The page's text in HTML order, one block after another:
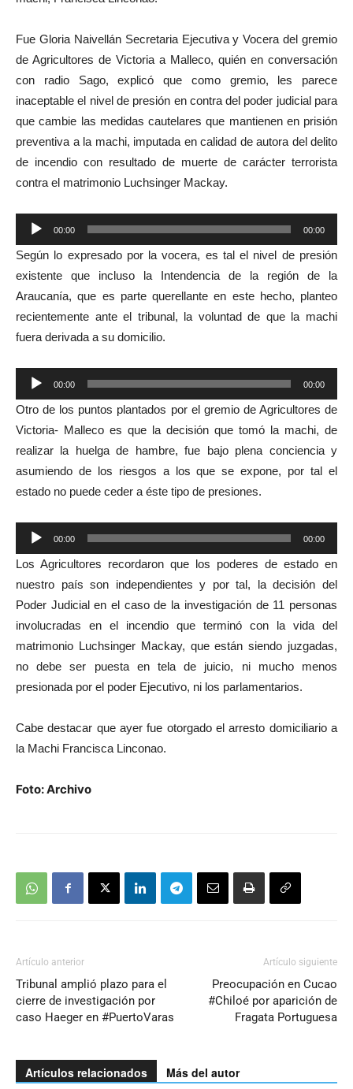
Fue Gloria Naivellán Secretaria Ejecutiva y Vocera del gremio
de Agricultores de Victoria a Malleco, quién en conversación
con radio Sago, explicó que como gremio, les parece
inaceptable el nivel de presión en contra del poder judicial para
que cambie las medidas cautelares que mantienen en prisión
preventiva a la machi, imputada en calidad de autora del delito
de incendio con resultado de muerte de carácter terrorista
contra el matrimonio Luchsinger Mackay.
Reproductor
de
audio
00:00 00:00
Según lo expresado por la vocera, es tal el nivel de presión
existente que incluso la Intendencia de la región de la
Araucanía, que es parte querellante en este hecho, planteo
recientemente ante el tribunal, la voluntad de que la machi
fuera derivada a su domicilio.
Reproductor
de
audio
00:00 00:00
Otro de los puntos plantados por el gremio de Agricultores de
Victoria- Malleco es que la decisión que tomó la machi, de
realizar la huelga de hambre, fue bajo plena conciencia y
asumiendo de los riesgos a los que se expone, por tal el
estado no puede ceder a éste tipo de presiones.
Reproductor
de
audio
00:00 00:00
Los Agricultores recordaron que los poderes de estado en
nuestro país son independientes y por tal, la decisión del
Poder Judicial en el caso de la investigación de 11 personas
involucradas en el incendio que terminó con la vida del
matrimonio Luchsinger Mackay, que están siendo juzgadas,
no debe ser puesta en tela de juicio, ni mucho menos
presionada por el poder Ejecutivo, ni los parlamentarios.
Cabe destacar que ayer fue otorgado el arresto domiciliario a
la Machi Francisca Linconao.
Foto: Archivo
Artículo anterior
Tribunal amplió plazo para el
cierre de investigación por
caso Haeger en #PuertoVaras
Artículo siguiente
Preocupación en Cucao
#Chiloé por aparición de
Fragata Portuguesa
Artículos relacionados Más del autor